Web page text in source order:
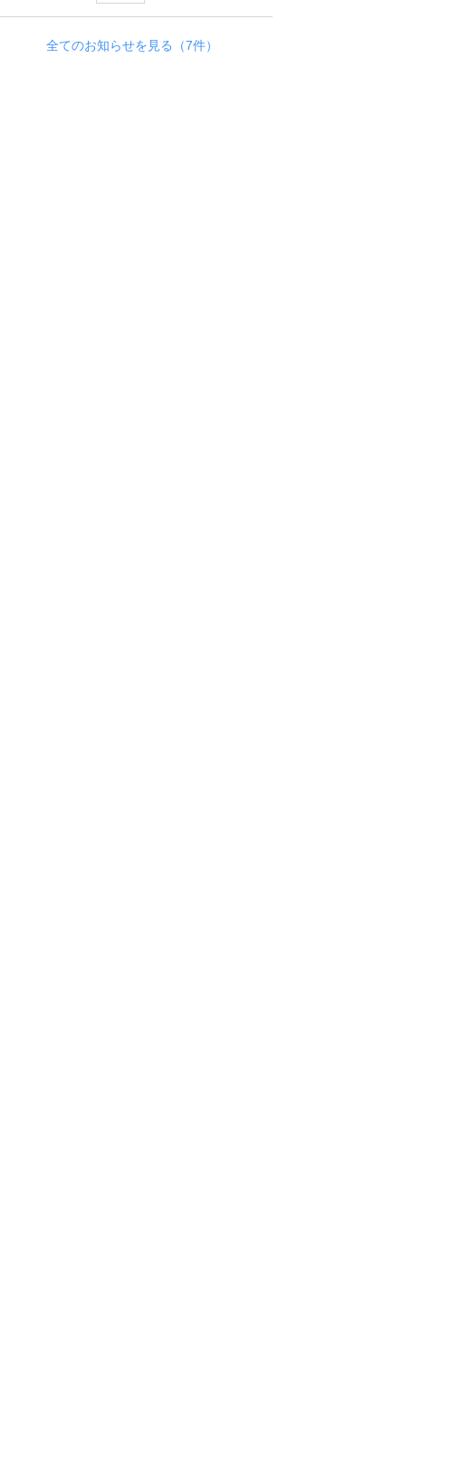
全てのお知らせを見る（7件）